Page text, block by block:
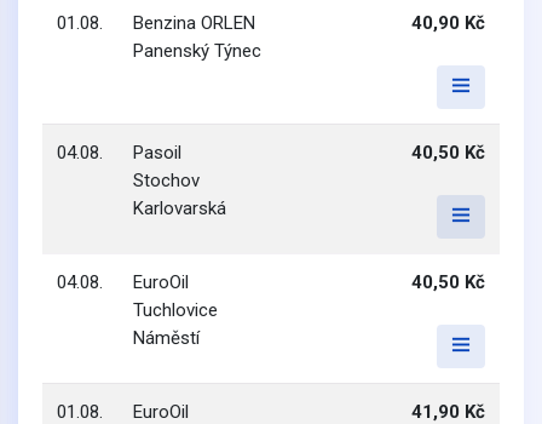
01.08.
Benzina ORLEN
Panenský Týnec
40,90 Kč
04.08.
Pasoil
Stochov
Karlovarská
40,50 Kč
04.08.
EuroOil
Tuchlovice
Náměstí
40,50 Kč
01.08.
EuroOil
41,90 Kč